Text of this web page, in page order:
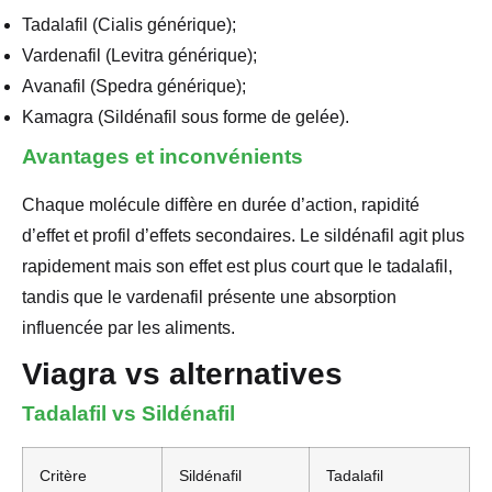
Tadalafil (Cialis générique);
Vardenafil (Levitra générique);
Avanafil (Spedra générique);
Kamagra (Sildénafil sous forme de gelée).
Avantages et inconvénients
Chaque molécule diffère en durée d’action, rapidité
d’effet et profil d’effets secondaires. Le sildénafil agit plus
rapidement mais son effet est plus court que le tadalafil,
tandis que le vardenafil présente une absorption
influencée par les aliments.
Viagra vs alternatives
Tadalafil vs Sildénafil
Critère Sildénafil Tadalafil